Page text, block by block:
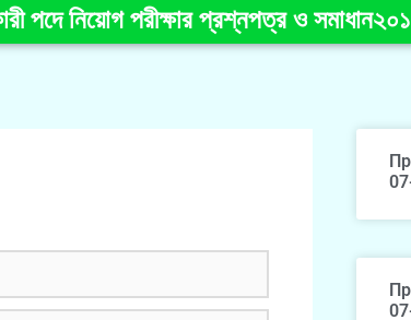
পদে নিয়োগ পরীক্ষার প্রশ্নপত্র ও